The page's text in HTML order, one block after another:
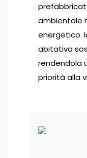
ambientale
energetico.
abitativa
rendendola
priorità alla